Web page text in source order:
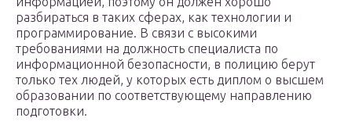
разбираться в таких сферах, как технологии и
программирование. В связи с высокими
требованиями на должность специалиста по
информационной безопасности, в полицию берут
только тех людей, у которых есть диплом о высшем
образовании по соответствующему направлению
подготовки.